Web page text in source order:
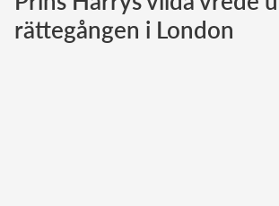
Norska kungahuset
rättegången i London